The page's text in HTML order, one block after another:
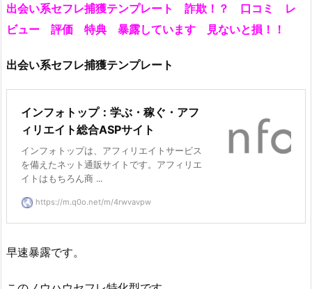
出会い系セフレ捕獲テンプレート 詐欺！？ 口コミ レ
ビュー 評価 特典 暴露しています 見ないと損！！
出会い系セフレ捕獲テンプレート
インフォトップ：学ぶ・稼ぐ・アフ
ィリエイト総合ASPサイト
インフォトップは、アフィリエイトサービス
を備えたネット通販サイトです。アフィリエ
イトはもちろん商 ...
https://m.q0o.net/m/4rwvavpw
早速暴露です。